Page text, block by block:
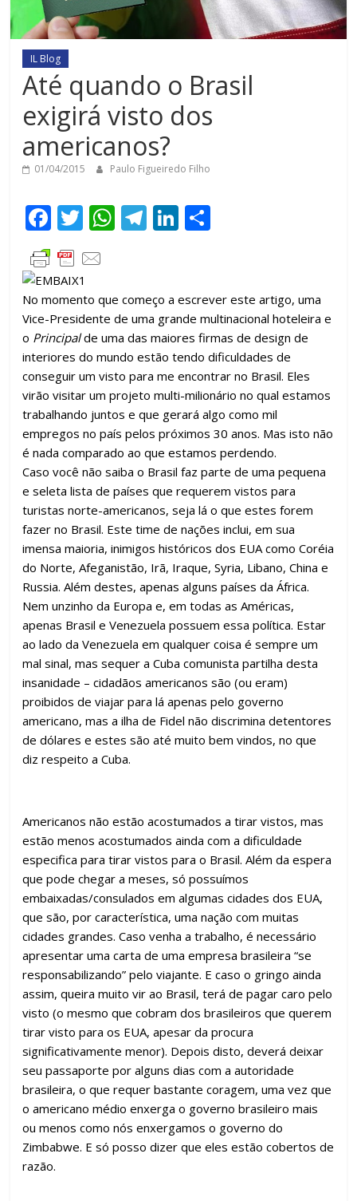
IL Blog
Até quando o Brasil
exigirá visto dos
americanos?
01/04/2015 Paulo Figueiredo Filho
F
ac
e
b
o
o
k
T
w
itt
er
W
s
A
p
p
T
gr
a
m
Li
e
dI
n
p
ar
til
h
ar
No momento que começo a escrever este artigo, uma
Vice-Presidente de uma grande multinacional hoteleira e
o Principalde uma das maiores firmas de design de
interiores do mundo estão tendo dificuldades de
conseguir um visto para me encontrar no Brasil. Eles
virão visitar um projeto multi-milionário no qual estamos
trabalhando juntos e que gerará algo como mil
empregos no país pelos próximos 30 anos. Mas isto não
é nada comparado ao que estamos perdendo.
Caso você não saiba o Brasil faz parte de uma pequena
e seleta lista de países que requerem vistos para
turistas norte-americanos, seja lá o que estes forem
fazer no Brasil. Este time de nações inclui, em sua
imensa maioria, inimigos históricos dos EUA como Coréia
do Norte, Afeganistão, Irã, Iraque, Syria, Libano, China e
Russia. Além destes, apenas alguns países da África.
Nem unzinho da Europa e, em todas as Américas,
apenas Brasil e Venezuela possuem essa política. Estar
ao lado da Venezuela em qualquer coisa é sempre um
mal sinal, mas sequer a Cuba comunista partilha desta
insanidade – cidadãos americanos são (ou eram)
proibidos de viajar para lá apenas pelo governo
americano, mas a ilha de Fidel não discrimina detentores
de dólares e estes são até muito bem vindos, no que
diz respeito a Cuba.
Americanos não estão acostumados a tirar vistos, mas
estão menos acostumados ainda com a dificuldade
especifica para tirar vistos para o Brasil. Além da espera
que pode chegar a meses, só possuímos
embaixadas/consulados em algumas cidades dos EUA,
que são, por característica, uma nação com muitas
cidades grandes. Caso venha a trabalho, é necessário
apresentar uma carta de uma empresa brasileira “se
responsabilizando” pelo viajante. E caso o gringo ainda
assim, queira muito vir ao Brasil, terá de pagar caro pelo
visto (o mesmo que cobram dos brasileiros que querem
tirar visto para os EUA, apesar da procura
significativamente menor). Depois disto, deverá deixar
seu passaporte por alguns dias com a autoridade
brasileira, o que requer bastante coragem, uma vez que
o americano médio enxerga o governo brasileiro mais
ou menos como nós enxergamos o governo do
Zimbabwe. E só posso dizer que eles estão cobertos de
razão.